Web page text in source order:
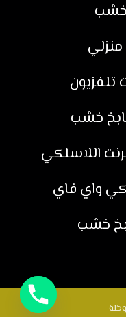
خشب
خشب
اللاسلكي
واي فاي
خشب